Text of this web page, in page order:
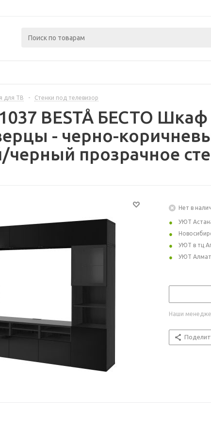
для ТВ - Стенки под телевизор
BESTÅ БЕСТО
- черно-
прозрачное
Нет в
УЮТ
УЮТ в тц
УЮТ
Наши